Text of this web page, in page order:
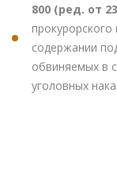
800 (ред. от
содержании
обвиняемых в
уголовных